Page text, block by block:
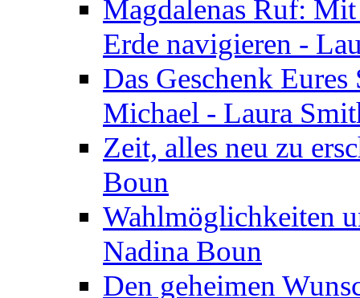
Magdalenas Ruf:
Erde navigieren -
Das Geschenk
Michael - Laura
Zeit, alles neu zu
Boun
Wahlmöglichkeiten
Nadina Boun
Den geheimen